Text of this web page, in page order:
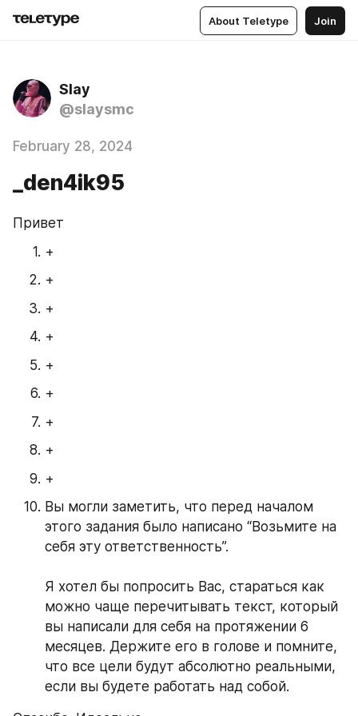
About Teletype Join
Slay
@slaysmc
February 28, 2024
_den4ik95
Привет
+
+
+
+
+
+
+
+
+
Вы могли заметить, что перед началом
этого задания было написано “Возьмите на
себя эту ответственность”.
Я хотел бы попросить Вас, стараться как
можно чаще перечитывать текст, который
вы написали для себя на протяжении 6
месяцев. Держите его в голове и помните,
что все цели будут абсолютно реальными,
если вы будете работать над собой.